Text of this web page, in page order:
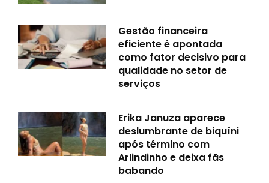
Gestão financeira
eficiente é apontada
como fator decisivo para
qualidade no setor de
serviços
Erika Januza aparece
deslumbrante de biquíni
após término com
Arlindinho e deixa fãs
babando